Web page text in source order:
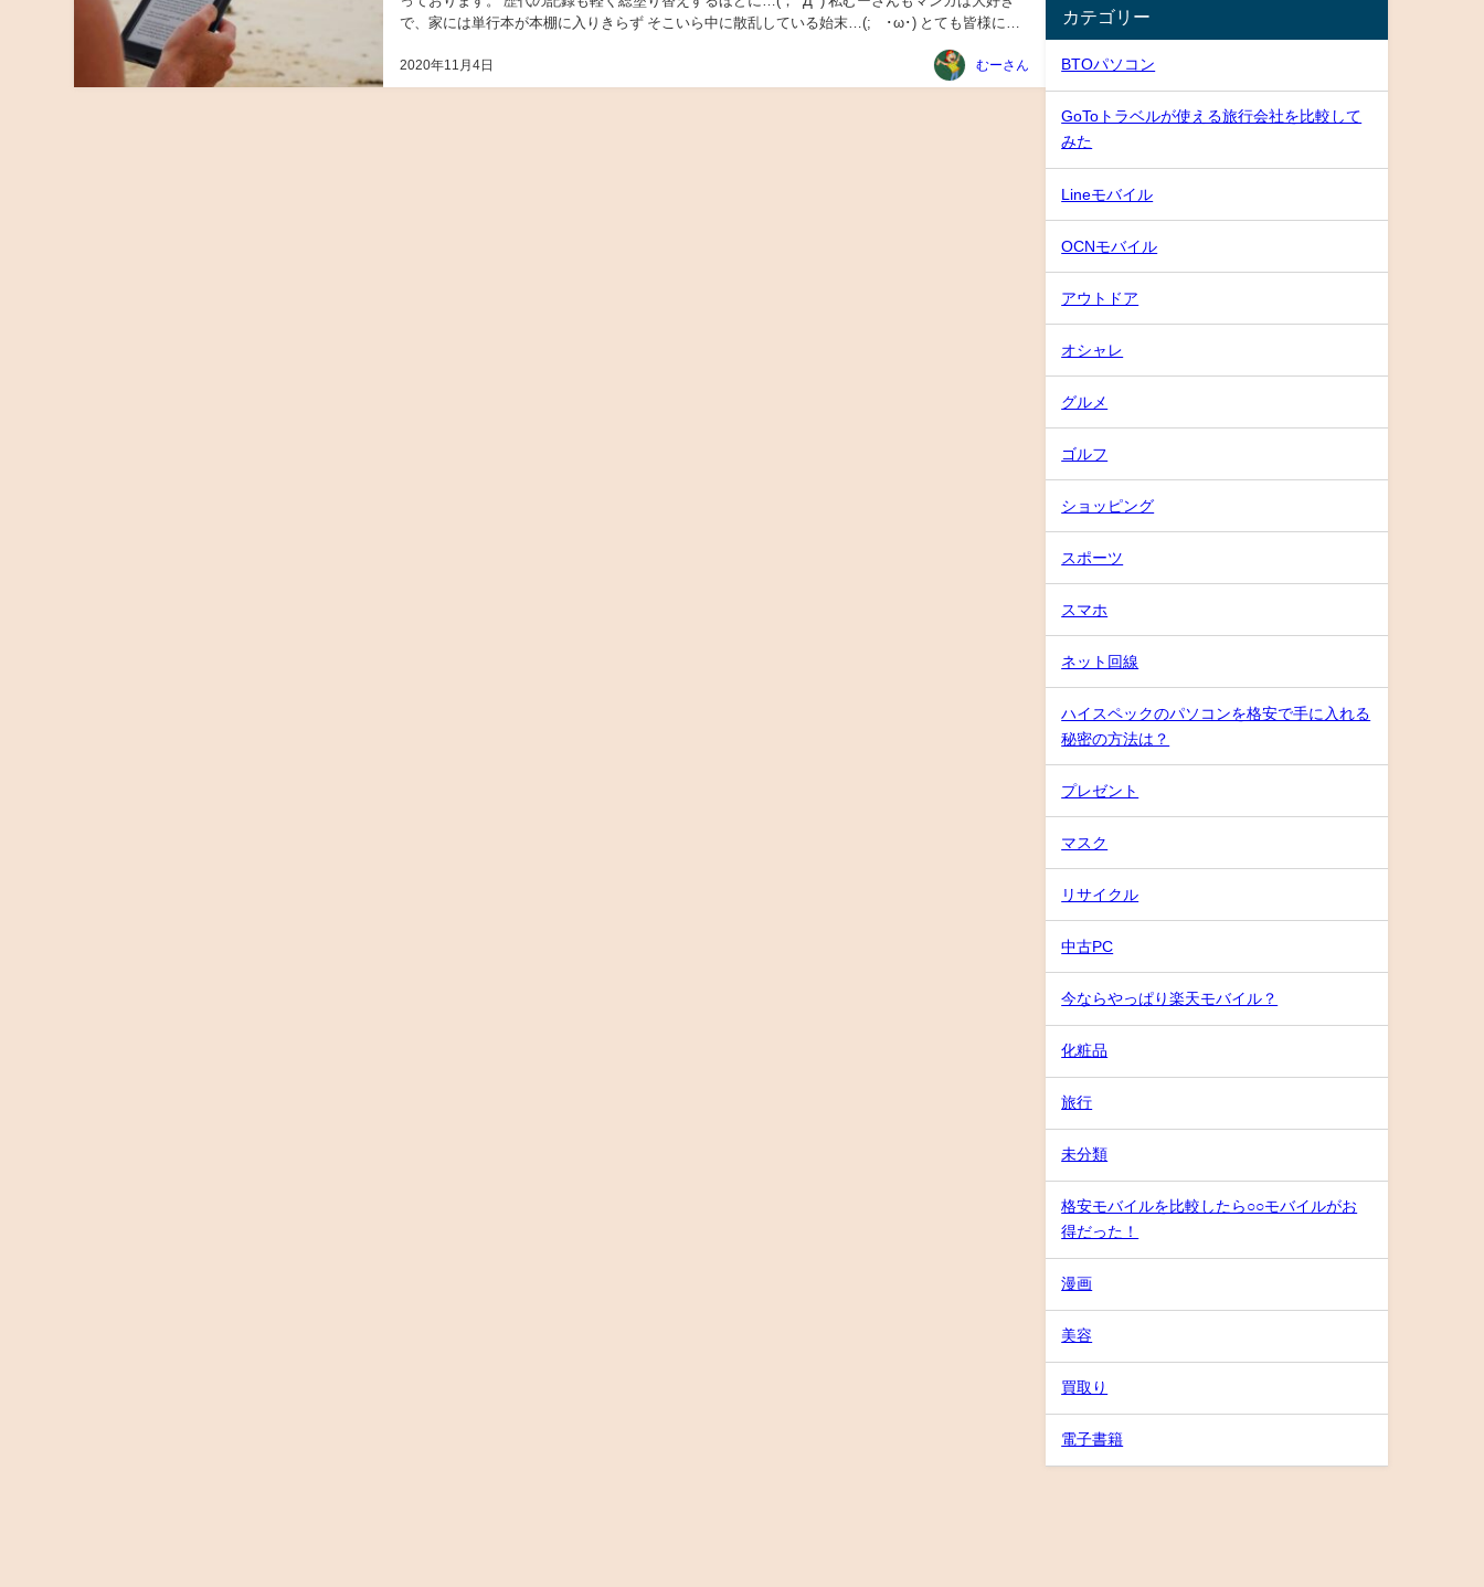
2020年11月4日
で、家には単行本が本棚に入りきらず そこいら中に散乱している始末…(;´･ω･) とても皆様には
むーさん
カテゴリー
BTOパソコン
GoToトラベルが使える旅行会社を比較して
みた
Lineモバイル
OCNモバイル
アウトドア
オシャレ
グルメ
ゴルフ
ショッピング
スポーツ
スマホ
ネット回線
ハイスペックのパソコンを格安で手に入れる
秘密の方法は？
プレゼント
マスク
リサイクル
中古PC
今ならやっぱり楽天モバイル？
化粧品
旅行
未分類
格安モバイルを比較したら○○モバイルがお
得だった！
漫画
美容
買取り
電子書籍